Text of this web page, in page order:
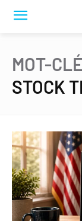
MOT-
STOCK